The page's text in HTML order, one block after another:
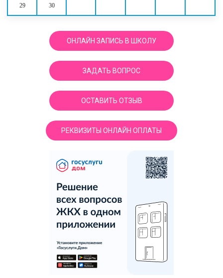
29 30
ОНЛАЙН ЗАПИСЬ В ШКОЛУ
ЗАДАТЬ ВОПРОС
ОСТАВИТЬ ОТЗЫВ
РЕКВИЗИТЫ ОНЛАЙН ОПЛАТЫ